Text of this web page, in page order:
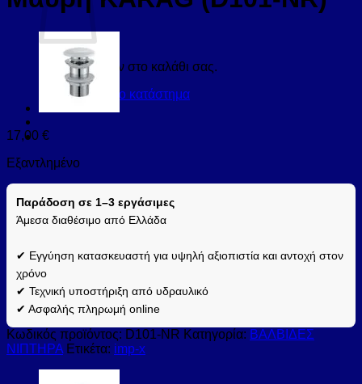
Κανένα προϊόν στο καλάθι σας.
Επιστροφή στο κατάστημα
17,00 €
Εξαντλημένο
Παράδοση σε 1–3 εργάσιμες
Άμεσα διαθέσιμο από Ελλάδα
✔ Εγγύηση κατασκευαστή για υψηλή αξιοπιστία και αντοχή στον
χρόνο
✔ Τεχνική υποστήριξη από υδραυλικό
✔ Ασφαλής πληρωμή online
Κωδικός προϊόντος: D101-NR Κατηγορία: ΒΑΛΒΙΔΕΣ
ΝΙΠΤΗΡΑ Ετικέτα: imp-x